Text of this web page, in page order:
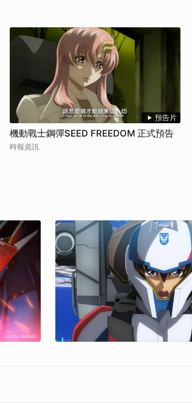
預告片
機動戰士鋼彈SEED FREEDOM 正式預告
時報資訊